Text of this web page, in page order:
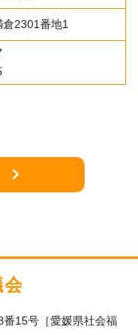
倉2301番地1
会
15号［愛媛県社会福